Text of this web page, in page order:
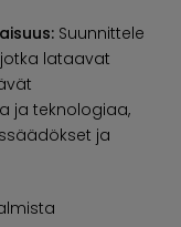
Suunnittele
lataavat
ja teknologiaa,
ja